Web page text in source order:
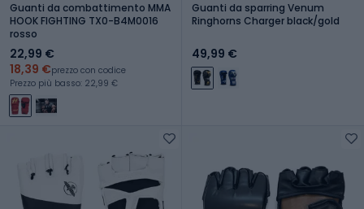
Guanti da combattimento MMA
HOOK FIGHTING TX0-B4M0016
rosso
22,99 €
18,39 €prezzo con codice
Prezzo più basso: 22,99 €
Guanti da sparring Venum
Ringhorns Charger black/gold
49,99 €